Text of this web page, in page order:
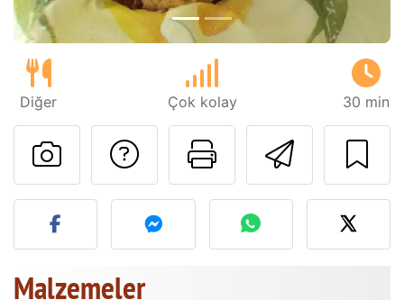
Diğer Çok kolay 30 min
Bu sayfayı
Tarif sahibine bir
Bu tarifin fotoğrafını
Malzemeler